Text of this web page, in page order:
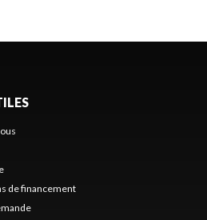
de financement